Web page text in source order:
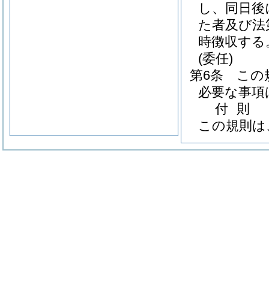
し、同日後
た者及び
時徴収する
(委任)
第6条
この
必要な事
付 則
この規則